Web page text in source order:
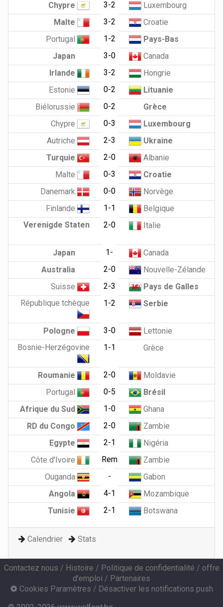
Chypre
3-2
Luxembourg
Malte
3-2
Croatie
Portugal
1-2
Pays-Bas
Japan
3-0
Canada
Irlande
3-2
Hongrie
Estonie
0-2
Lituanie
Biélorussie
0-2
Grèce
Chypre
0-3
Luxembourg
Autriche
2-3
Ukraine
Turquie
2-0
Albanie
Malte
0-3
Croatie
Danemark
0-0
Norvège
Finlande
1-1
Belgique
Verenigde Staten
2-0 Italie
Japan 1-
Canada
Australia
2-0
Nouvelle-Zélande
Suisse
2-3
Pays de Galles
République tchèque
1-2 Serbie
Pologne 3-0
Lettonie
Bosnie-Herzégovine
1-1 Grèce
Roumanie 2-0
Moldavie
Portugal
0-5
Brésil
Afrique du Sud
1-0
Ghana
RD du Congo
2-0
Zambie
Egypte
2-1
Nigéria
Côte d'Ivoire
Rem
Zambie
Ouganda
-
Gabon
Angola
4-1
Mozambique
Tunisie
2-1 Botswana
Calendrier Stats
Contactez nous / Histoire / Politique de confidentialité / offre
d'emploi / Partenaires
Cookies Paramètres / Désactiver les notifications push